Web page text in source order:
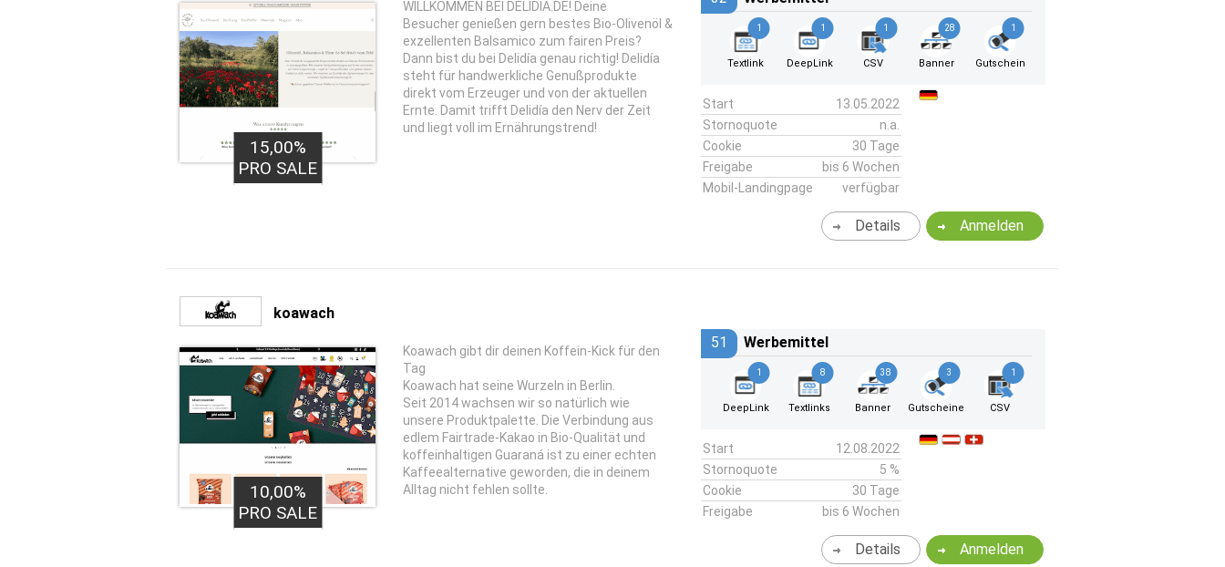
15,00%
PRO SALE
WILLKOMMEN BEI DELIDIA.DE! Deine
Besucher genießen gern bestes Bio-Olivenöl &
exzellenten Balsamico zum fairen Preis?
Dann bist du bei Delidía genau richtig! Delidía
steht für handwerkliche Genußprodukte
direkt vom Erzeuger und von der aktuellen
Ernte. Damit trifft Delidía den Nerv der Zeit
und liegt voll im Ernährungstrend!
1
Textlink
1
DeepLink
1
CSV
28
Banner
1
Gutschein
Start
13.05.2022
Stornoquote
n.a.
Cookie
30 Tage
Freigabe
bis 6 Wochen
Mobil-Landingpage
verfügbar
Anmelden
Details
koawach
10,00%
PRO SALE
Koawach gibt dir deinen Koffein-Kick für den
Tag
Koawach hat seine Wurzeln in Berlin.
Seit 2014 wachsen wir so natürlich wie
unsere Produktpalette. Die Verbindung aus
edlem Fairtrade-Kakao in Bio-Qualität und
koffeinhaltigen Guaraná ist zu einer echten
Kaffeealternative geworden, die in deinem
Alltag nicht fehlen sollte.
51 Werbemittel
1
DeepLink
8
Textlinks
38
Banner
3
Gutscheine
1
CSV
Start
12.08.2022
Stornoquote
5 %
Cookie
30 Tage
Freigabe
bis 6 Wochen
Anmelden
Details